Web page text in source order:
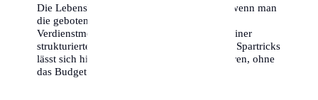
Die Lebenshaltungskosten in Kiel sind fair, wenn man
die gebotene Lebensqualität und die guten
Verdienstmöglichkeiten berücksichtigt. Mit einer
strukturierten Planung und ein paar cleveren Spartricks
lässt sich hier ein hervorragendes Leben führen, ohne
das Budget zu sprengen.